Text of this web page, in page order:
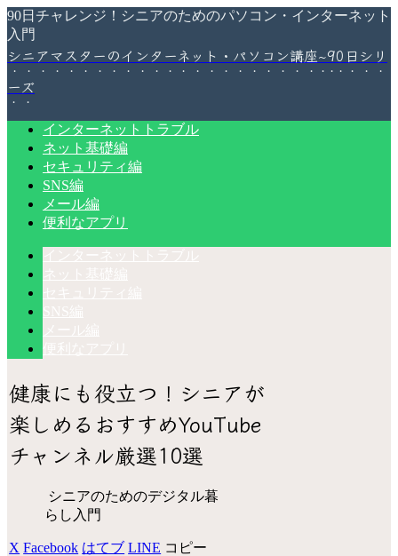
90日チャレンジ！シニアのためのパソコン・インターネット
入門
シニアマスターのインターネット・パソコン講座~90日シリ
ーズ
インターネットトラブル
ネット基礎編
セキュリティ編
SNS編
メール編
便利なアプリ
健康にも役立つ！シニアが
楽しめるおすすめYouTube
チャンネル厳選10選
シニアのためのデジタル暮
らし入門
X Facebook はてブ LINE コピー